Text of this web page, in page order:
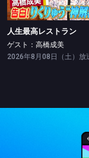
人生最高レストラン
ゲスト：高橋成美
2026年8月08日（土）放